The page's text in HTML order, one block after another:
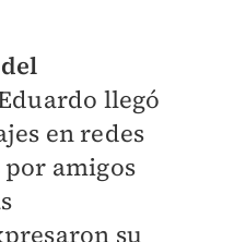
llegó
en redes
amigos
su